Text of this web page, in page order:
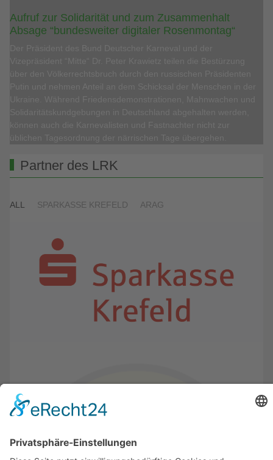
Aufruf zur Solidarität und zum Zusammenhalt
Absage “bundesweiter digitaler Rosenmontag“
Partner des LRK
ALL SPARKASSE KREFELD ARAG